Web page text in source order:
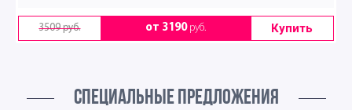
3509 руб. от 3190руб. Купить
СПЕЦИАЛЬНЫЕ ПРЕДЛОЖЕНИЯ